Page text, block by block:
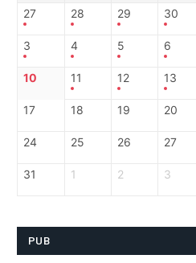
27 28 29 30
3 4 5 6
10 11 12 13
17 18 19 20
24 25 26 27
31 1 2 3
PUB